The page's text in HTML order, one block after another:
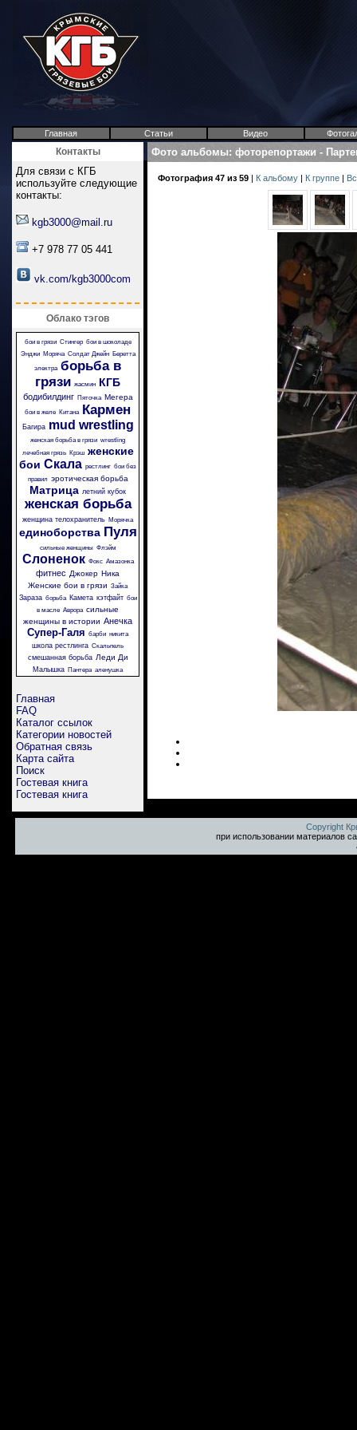
Главная Статьи Видео
Контакты
Для связи с КГБ
используйте следующие
контакты:
kgb3000@mail.ru
+7 978 77 05 441
vk.com/kgb3000com
Облако тэгов
бои в грязи Стингер бои в шоколаде
Энджи
Моряча Солдат Джейн
Беретта
электра борьба в
грязи жасмин КГБ
бодибилдинг Пяточка Мегера
бои в желе Китана Кармен
Багира mud wrestling
женская борьба в грязи wrestling
лечебная грязь
Крэш женские
бои Скала рестлинг бои без
правил эротическая борьба
Матрица летний кубок
женская борьба
женщина телохранитель Морячка
единоборства Пуля
сильные женщины Флэйм
Слоненок Фокс Амазонка
фитнес Джокер Ника
Женские бои в грязи Зайка
Зараза борьба Камета кэтфайт бои
в масле Аврора сильные
женщины в истории Анечка
Супер-Галя барби никита
школа рестлинга Скальпель
смешанная борьба Леди Ди
Малышка Пантера аленушка
Главная
FAQ
Каталог ссылок
Категории новостей
Обратная связь
Карта сайта
Поиск
Гостевая книга
Гостевая книга
Фото альбомы: фоторепортажи -
Фотография 47 из 59 | К альбому | К группе |
Copyright
при использовании материалов